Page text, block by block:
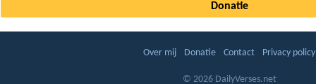
Donatie
Over mij Donatie Contact Privacy policy
© 2026 DailyVerses.net